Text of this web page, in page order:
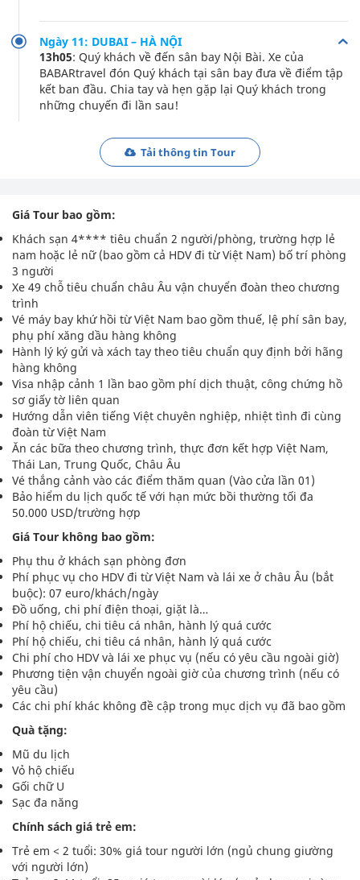
Ngày 11: DUBAI – HÀ NỘI
13h05: Quý khách về đến sân bay Nội Bài. Xe của
BABARtravel đón Quý khách tại sân bay đưa về điểm tập
kết ban đầu. Chia tay và hẹn gặp lại Quý khách trong
những chuyến đi lần sau!
Tải thông tin Tour
Giá Tour bao gồm:
Khách sạn 4**** tiêu chuẩn 2 người/phòng, trường hợp lẻ
nam hoặc lẻ nữ (bao gồm cả HDV đi từ Việt Nam) bố trí phòng
3 người
Xe 49 chỗ tiêu chuẩn châu Âu vận chuyển đoàn theo chương
trình
Vé máy bay khứ hồi từ Việt Nam bao gồm thuế, lệ phí sân bay,
phụ phí xăng dầu hàng không
Hành lý ký gửi và xách tay theo tiêu chuẩn quy định bởi hãng
hàng không
Visa nhập cảnh 1 lần bao gồm phí dịch thuật, công chứng hồ
sơ giấy tờ liên quan
Hướng dẫn viên tiếng Việt chuyên nghiệp, nhiệt tình đi cùng
đoàn từ Việt Nam
Ăn các bữa theo chương trình, thực đơn kết hợp Việt Nam,
Thái Lan, Trung Quốc, Châu Âu
Vé thắng cảnh vào các điểm thăm quan (Vào cửa lần 01)
Bảo hiểm du lịch quốc tế với hạn mức bồi thường tối đa
50.000 USD/trường hợp
Giá Tour không bao gồm:
Phụ thu ở khách sạn phòng đơn
Phí phục vụ cho HDV đi từ Việt Nam và lái xe ở châu Âu (bắt
buộc): 07 euro/khách/ngày
Đồ uống, chi phí điện thoại, giặt là…
Phí hộ chiếu, chi tiêu cá nhân, hành lý quá cước
Phí hộ chiếu, chi tiêu cá nhân, hành lý quá cước
Chi phí cho HDV và lái xe phục vụ (nếu có yêu cầu ngoài giờ)
Phương tiện vận chuyển ngoài giờ của chương trình (nếu có
yêu cầu)
Các chi phí khác không đề cập trong mục dịch vụ đã bao gồm
Quà tặng:
Mũ du lịch
Vỏ hộ chiếu
Gối chữ U
Sạc đa năng
Chính sách giá trẻ em:
Trẻ em < 2 tuổi: 30% giá tour người lớn (ngủ chung giường
với người lớn)